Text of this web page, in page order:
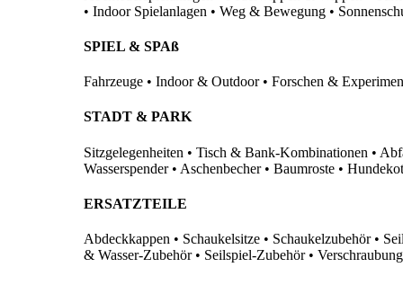
• Indoor Spielanlagen • Weg & Bewegung •
SPIEL & SPAß
Fahrzeuge • Indoor & Outdoor • Forschen &
STADT & PARK
Sitzgelegenheiten • Tisch & Bank-Kombinationen •
Wasserspender • Aschenbecher • Baumroste •
ERSATZTEILE
Abdeckkappen • Schaukelsitze • Schaukelzubehör •
& Wasser-Zubehör • Seilspiel-Zubehör •